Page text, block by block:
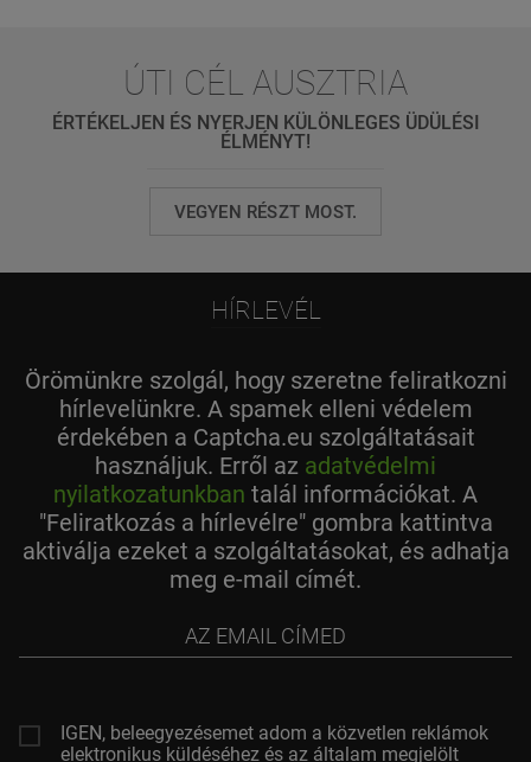
ÚTI CÉL AUSZTRIA
ÉRTÉKELJEN ÉS NYERJEN KÜLÖNLEGES ÜDÜLÉSI
ÉLMÉNYT!
VEGYEN RÉSZT MOST.
HÍRLEVÉL
Örömünkre szolgál, hogy szeretne feliratkozni
hírlevelünkre. A spamek elleni védelem
érdekében a Captcha.eu szolgáltatásait
használjuk. Erről az adatvédelmi
nyilatkozatunkban talál információkat. A
"Feliratkozás a hírlevélre" gombra kattintva
aktiválja ezeket a szolgáltatásokat, és adhatja
meg e-mail címét.
címed
IGEN, beleegyezésemet adom a közvetlen reklámok
elektronikus küldéséhez és az általam megjelölt